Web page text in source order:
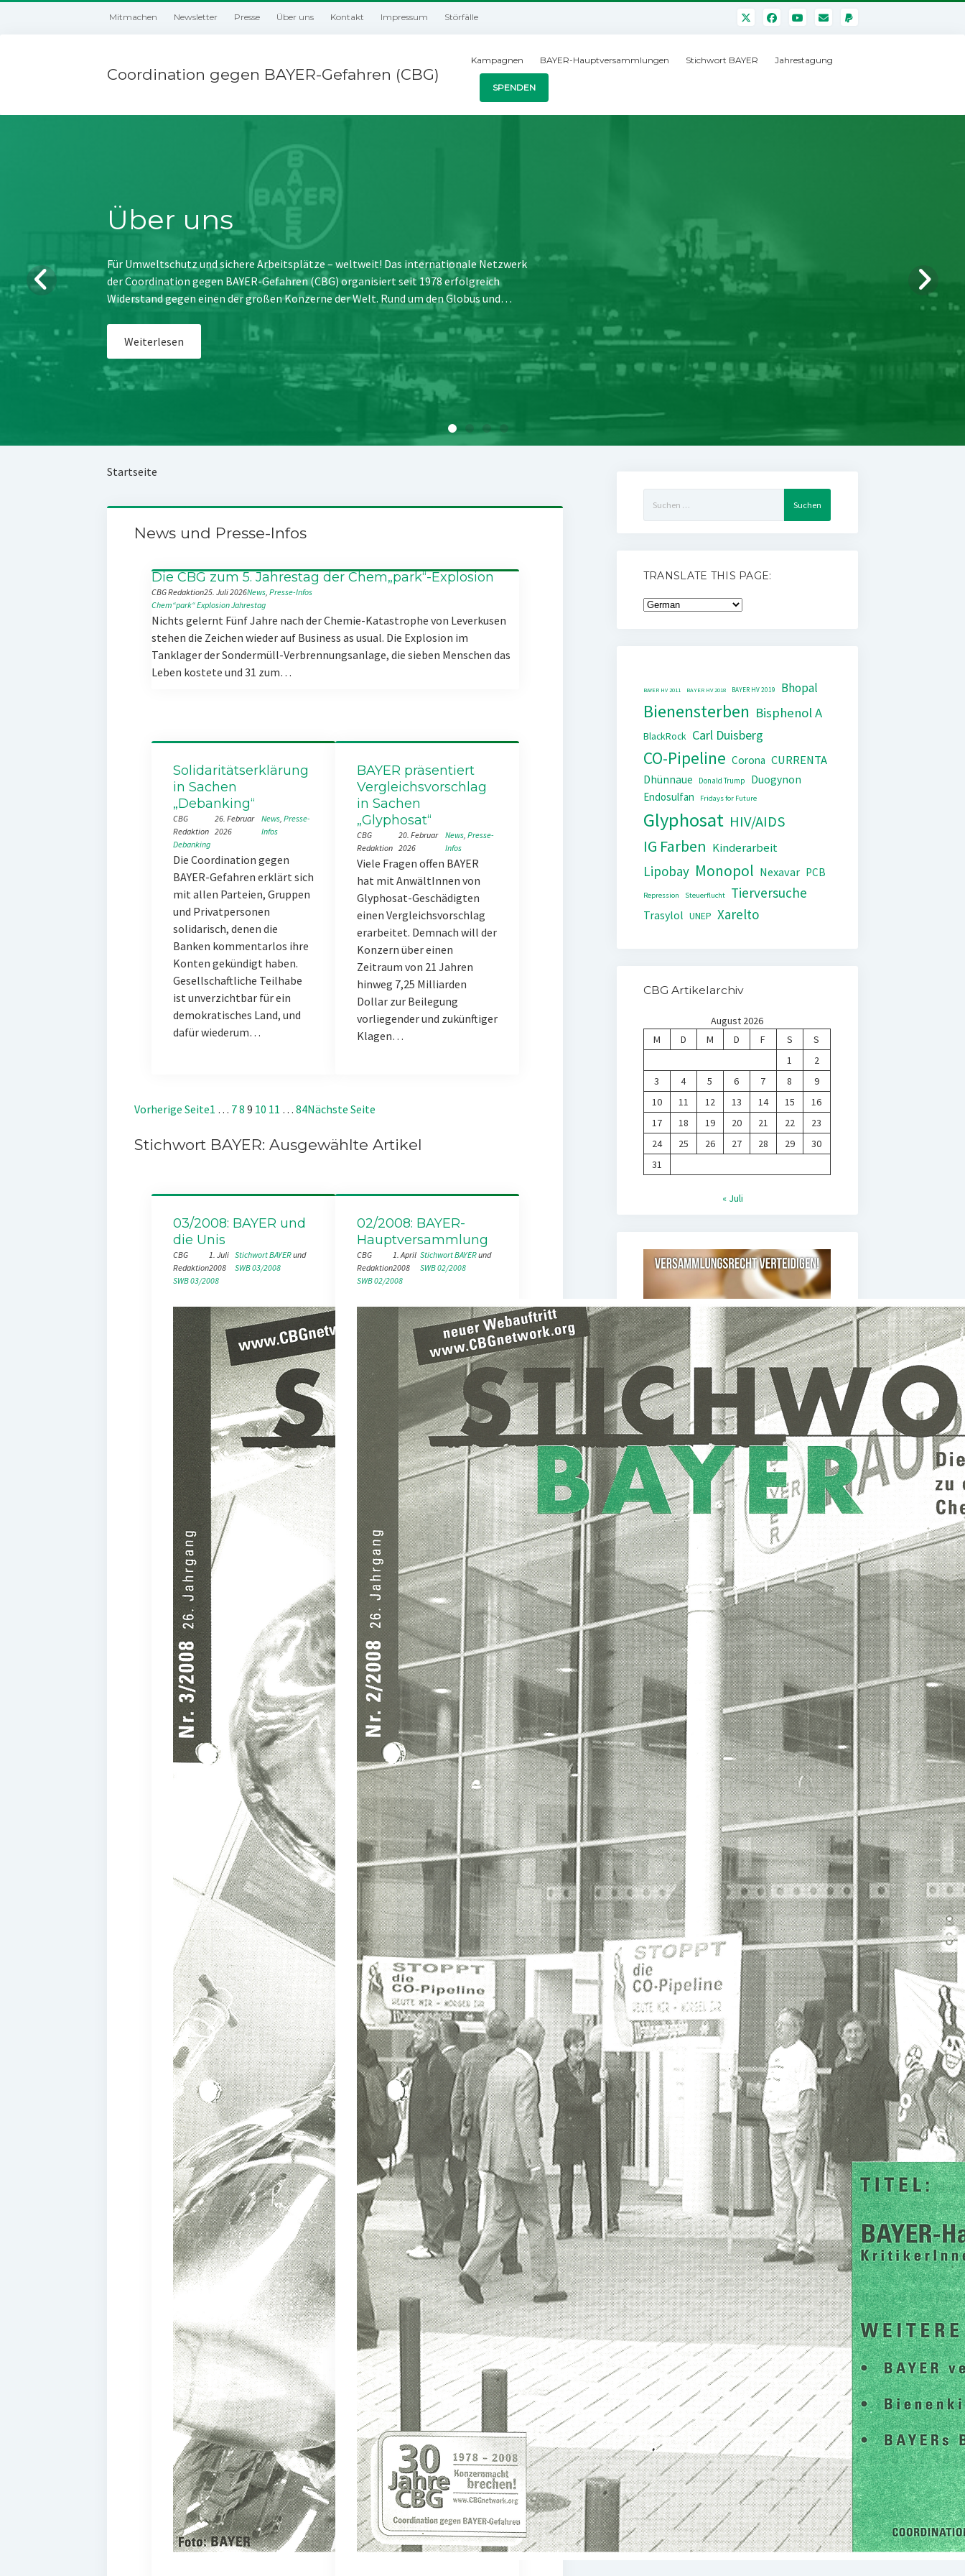
Mitmachen Newsletter Presse Über uns Kontakt Impressum Störfälle
Coordination gegen BAYER-Gefahren (CBG)
Kampagnen BAYER-Hauptversammlungen Stichwort BAYER Jahrestagung
SPENDEN
Über uns
Für Umweltschutz und sichere Arbeitsplätze – weltweit! Das internationale Netzwerk
der Coordination gegen BAYER-Gefahren (CBG) organisiert seit 1978 erfolgreich
Widerstand gegen einen der großen Konzerne der Welt. Rund um den Globus und…
Weiterlesen
Startseite
News und Presse-Infos
Die CBG zum 5. Jahrestag der Chem„park“-Explosion
CBG Redaktion25. Juli 2026News, Presse-Infos
Chem“park“ExplosionJahrestag
Nichts gelernt Fünf Jahre nach der Chemie-Katastrophe von Leverkusen
stehen die Zeichen wieder auf Business as usual. Die Explosion im
Tanklager der Sondermüll-Verbrennungsanlage, die sieben Menschen das
Leben kostete und 31 zum…
Solidaritätserklärung
in Sachen
„Debanking“
CBG
Redaktion
26. Februar
2026
News, Presse-
Infos
Debanking
Die Coordination gegen
BAYER-Gefahren erklärt sich
mit allen Parteien, Gruppen
und Privatpersonen
solidarisch, denen die
Banken kommentarlos ihre
Konten gekündigt haben.
Gesellschaftliche Teilhabe
ist unverzichtbar für ein
demokratisches Land, und
dafür wiederum…
BAYER präsentiert
Vergleichsvorschlag
in Sachen
„Glyphosat“
CBG
Redaktion
20. Februar
2026
News, Presse-
Infos
Viele Fragen offen BAYER
hat mit AnwältInnen von
Glyphosat-Geschädigten
einen Vergleichsvorschlag
erarbeitet. Demnach will der
Konzern über einen
Zeitraum von 21 Jahren
hinweg 7,25 Milliarden
Dollar zur Beilegung
vorliegender und zukünftiger
Klagen…
Vorherige Seite1 … 78 9 10 11 … 84Nächste Seite
Stichwort BAYER: Ausgewählte Artikel
03/2008: BAYER und
die Unis
CBG
Redaktion
1. Juli
2008
Stichwort BAYER
und
SWB 03/2008
SWB 03/2008
02/2008: BAYER-
Hauptversammlung
CBG
Redaktion
1. April
2008
Stichwort BAYER
und
SWB 02/2008
SWB 02/2008
nach:
TRANSLATE THIS PAGE:
BAYER HV 2011 BAYER HV 2018 BAYER HV 2019 Bhopal
Bienensterben Bisphenol A
BlackRock Carl Duisberg
CO-Pipeline Corona CURRENTA
Dhünnaue Donald Trump
Duogynon
Endosulfan
Fridays for Future
Glyphosat HIV/AIDS
IG Farben Kinderarbeit
Lipobay Monopol Nexavar PCB
Repression Steuerflucht Tierversuche
Trasylol UNEP Xarelto
CBG Artikelarchiv
August 2026
M
D M D F S
S
1
2
3
4 5 6 7 8
9
10
11 12 13 14 15
16
17
18 19 20 21 22
23
24
25 26 27 28 29
30
31
« Juli